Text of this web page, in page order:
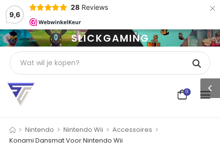
9,6
28 Reviews ×
SLICKGAMING
0
> Nintendo > Nintendo Wii > Accessoires >
Konami Dansmat Voor Nintendo Wii